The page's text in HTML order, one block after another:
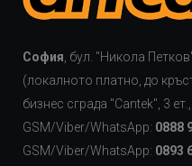
София, бул. "Никола
(локалното платно, до
бизнес сграда "Cаntek", 3
GSM/Viber/WhatsApp: 0888
GSM/Viber/WhatsApp: 0893